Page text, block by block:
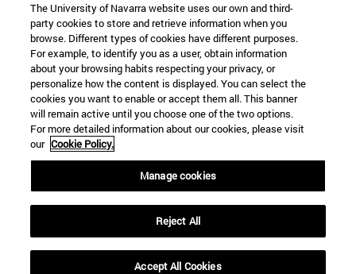
+34 912 11 30 00
Campus Nueva York (IESE)
165 W 57th St 10019-2201 Nueva York EE.UU
+1 646 346 8850
Campus Munich (IESE)
Maria-Theresia-Straße 15 81675 Múnich Alemania
+49 89 24209790
Campus Sao Paulo (IESE)
Rua Martiniano de Carvalho, 573 01321001 Bela Vista Brasil
The University of Navarra website uses our own and third-
party cookies to store and retrieve information when you
browse. Different types of cookies have different purposes.
For example, to identify you as a user, obtain information
about your browsing habits respecting your privacy, or
personalize how the content is displayed. You can select the
cookies you want to enable or accept them all. This banner
will remain active until you choose one of the two options.
For more detailed information about our cookies, please visit
our Cookie Policy.
Manage cookies
Reject All
Accept All Cookies